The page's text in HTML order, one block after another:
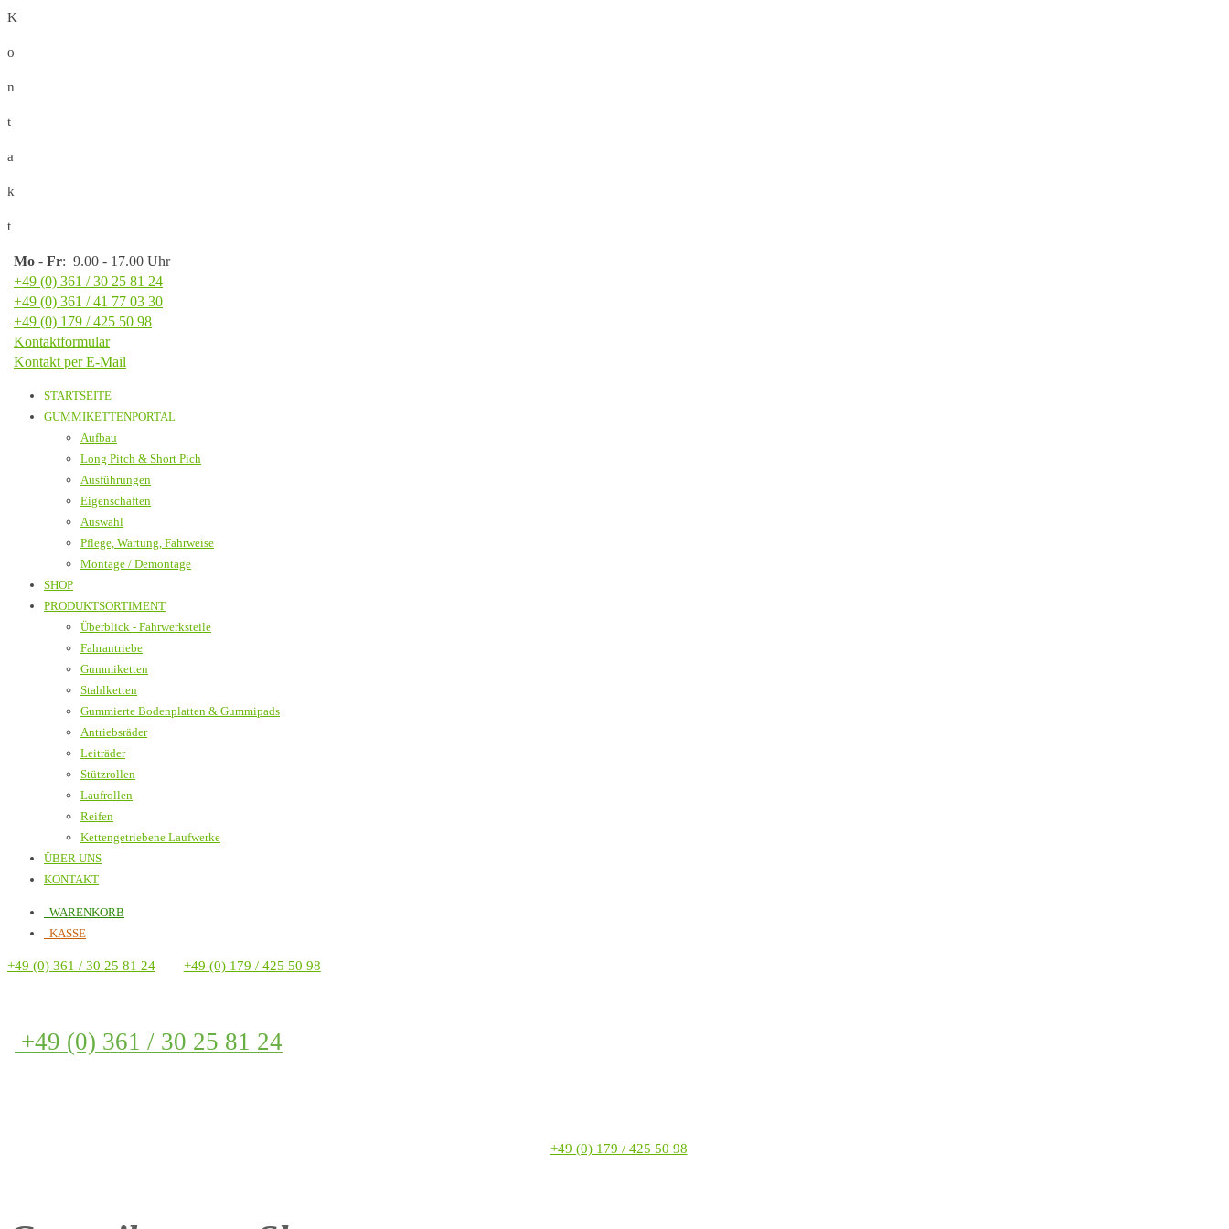
K
o
n
t
a
k
t
Mo - Fr: 9.00 - 17.00 Uhr
+49 (0) 361 / 30 25 81 24
+49 (0) 361 / 41 77 03 30
+49 (0) 179 / 425 50 98
Kontaktformular
Kontakt per E-Mail
STARTSEITE
GUMMIKETTENPORTAL
Aufbau
Long Pitch & Short Pich
Ausführungen
Eigenschaften
Auswahl
Pflege, Wartung, Fahrweise
Montage / Demontage
SHOP
PRODUKTSORTIMENT
Überblick - Fahrwerksteile
Fahrantriebe
Gummiketten
Stahlketten
Gummierte Bodenplatten & Gummipads
Antriebsräder
Leiträder
Stützrollen
Laufrollen
Reifen
Kettengetriebene Laufwerke
ÜBER UNS
KONTAKT
WARENKORB
KASSE
+49 (0) 361 / 30 25 81 24 +49 (0) 179 / 425 50 98
+49 (0) 361 / 30 25 81 24
+49 (0) 179 / 425 50 98